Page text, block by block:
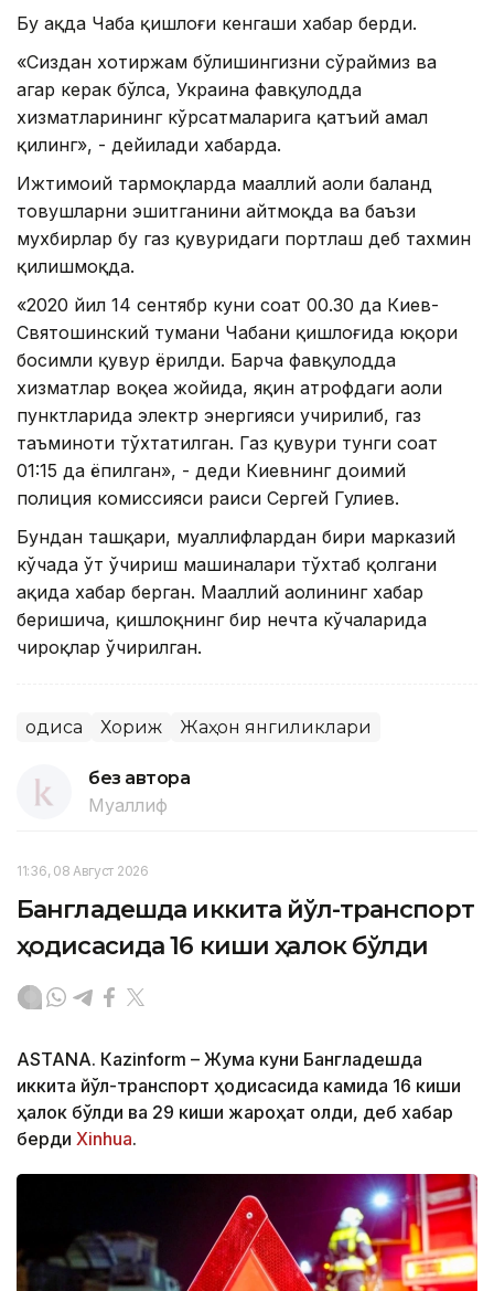
Бу ҳақда Чаба қишлоғи кенгаши хабар берди.
«Сиздан хотиржам бўлишингизни сўраймиз ва
агар керак бўлса, Украина фавқулодда
хизматларининг кўрсатмаларига қатъий амал
қилинг», - дейилади хабарда.
Ижтимоий тармоқларда маҳаллий аҳоли баланд
товушларни эшитганини айтмоқда ва баъзи
мухбирлар бу газ қувуридаги портлаш деб тахмин
қилишмоқда.
«2020 йил 14 сентябр куни соат 00.30 да Киев-
Святошинский тумани Чабани қишлоғида юқори
босимли қувур ёрилди. Барча фавқулодда
хизматлар воқеа жойида, яқин атрофдаги аҳоли
пунктларида электр энергияси учирилиб, газ
таъминоти тўхтатилган. Газ қувури тунги соат
01:15 да ёпилган», - деди Киевнинг доимий
полиция комиссияси раиси Сергей Гулиев.
Бундан ташқари, муаллифлардан бири марказий
кўчада ўт ўчириш машиналари тўхтаб қолгани
ҳақида хабар берган. Маҳаллий аҳолининг хабар
беришича, қишлоқнинг бир нечта кўчаларида
чироқлар ўчирилган.
Ҳодиса Хориж Жаҳон янгиликлари
без автора
Муаллиф
11:36, 08 Август 2026
Бангладешда иккита йўл-транспорт
ҳодисасида 16 киши ҳалок бўлди
ASTANА. Кazinform – Жума куни Бангладешда
иккита йўл-транспорт ҳодисасида камида 16 киши
ҳалок бўлди ва 29 киши жароҳат олди, деб хабар
берди Xinhua.